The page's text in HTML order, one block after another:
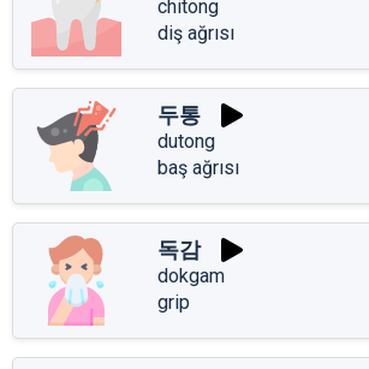
chitong
diş ağrısı
두통
dutong
baş ağrısı
독감
dokgam
grip